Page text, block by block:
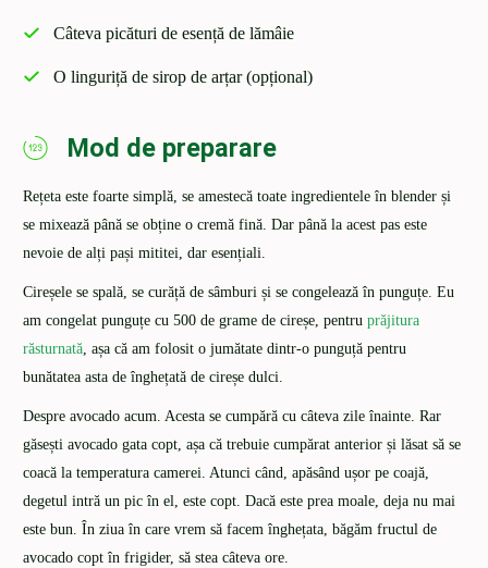
Câteva picături de esență de lămâie
O linguriță de sirop de arțar (opțional)
Mod de preparare
Rețeta este foarte simplă, se amestecă toate ingredientele în blender și
se mixează până se obține o cremă fină. Dar până la acest pas este
nevoie de alți pași mititei, dar esențiali.
Cireșele se spală, se curăță de sâmburi și se congelează în punguțe. Eu
am congelat punguțe cu 500 de grame de cireșe, pentruprăjitura
răsturnată , așa că am folosit o jumătate dintr-o punguță pentru
bunătatea asta de înghețată de cireșe dulci.
Despre avocado acum. Acesta se cumpără cu câteva zile înainte. Rar
găsești avocado gata copt, așa că trebuie cumpărat anterior și lăsat să se
coacă la temperatura camerei. Atunci când, apăsând ușor pe coajă,
degetul intră un pic în el, este copt. Dacă este prea moale, deja nu mai
este bun. În ziua în care vrem să facem înghețata, băgăm fructul de
avocado copt în frigider, să stea câteva ore.